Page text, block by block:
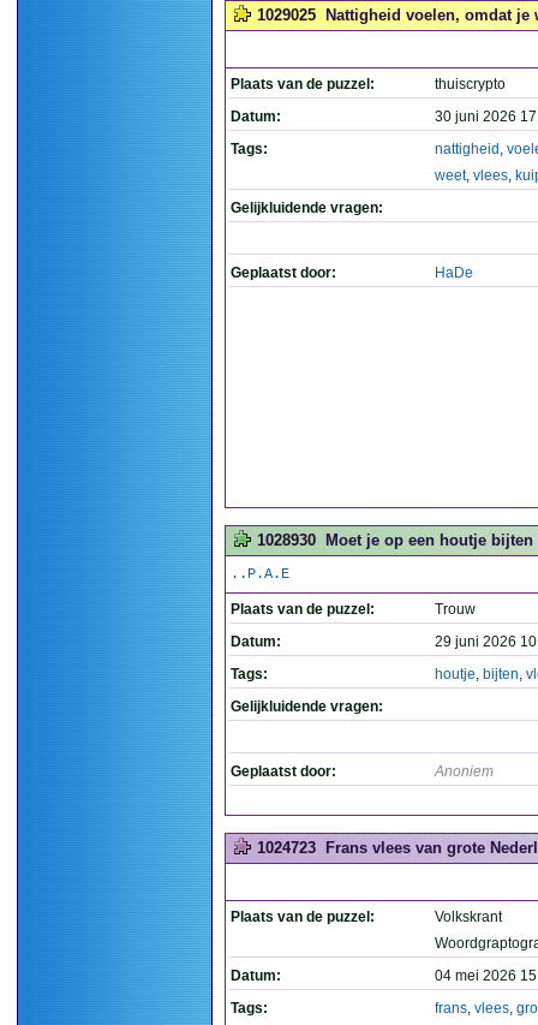
1029025 Nattigheid voelen, omdat je
Plaats van de puzzel:
thuiscrypto
Datum:
30 juni 2026
Tags:
nattigheid ,
weet, vlees,
Gelijkluidende vragen:
Geplaatst door: HaDe
1028930 Moet je op een houtje
..P.A.E
Plaats van de puzzel:
Trouw
Datum:
29 juni 2026
Tags:
houtje, bijten,
Gelijkluidende vragen:
Geplaatst door: Anoniem
1024723 Frans vlees van grote
Plaats van de puzzel:
Volkskrant
Datum:
04 mei 2026
Tags:
frans, vlees,